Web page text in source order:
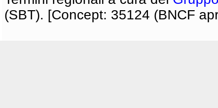
(SBT). [Concept: 35124 (BNCF